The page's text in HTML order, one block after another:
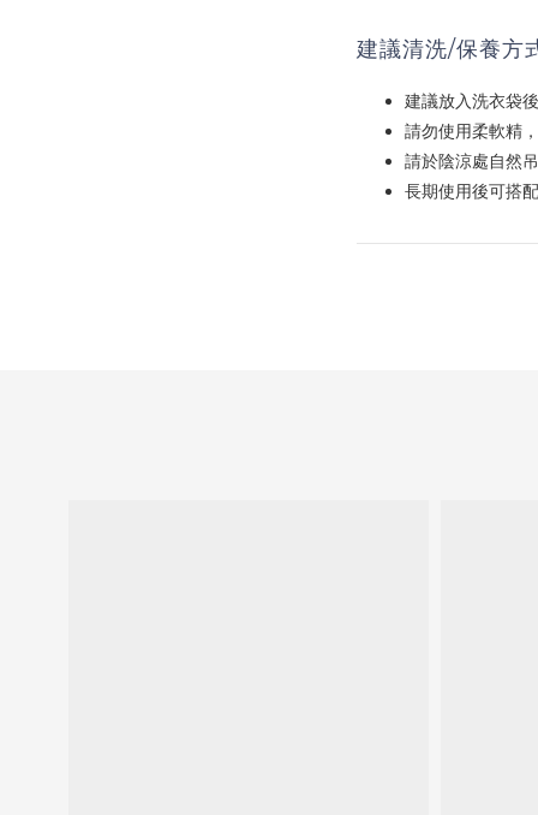
建議清洗/保養方
建議放入洗衣袋
請勿使用柔軟精
請於陰涼處自然
長期使用後可搭